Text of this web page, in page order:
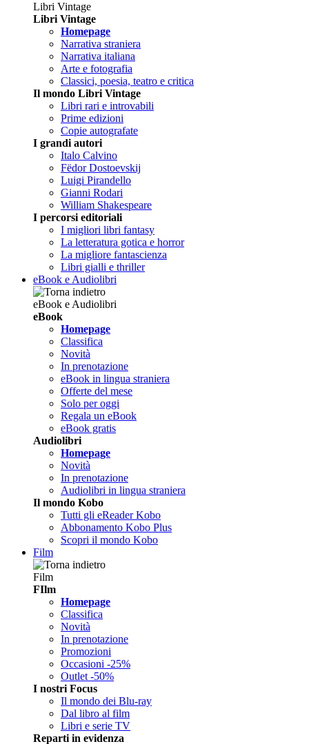
Libri Vintage
Libri Vintage
Homepage
Narrativa straniera
Narrativa italiana
Arte e fotografia
Classici, poesia, teatro e critica
Il mondo Libri Vintage
Libri rari e introvabili
Prime edizioni
Copie autografate
I grandi autori
Italo Calvino
Fëdor Dostoevskij
Luigi Pirandello
Gianni Rodari
William Shakespeare
I percorsi editoriali
I migliori libri fantasy
La letteratura gotica e horror
La migliore fantascienza
Libri gialli e thriller
eBook e Audiolibri
eBook e Audiolibri
eBook
Homepage
Classifica
Novità
In prenotazione
eBook in lingua straniera
Offerte del mese
Solo per oggi
Regala un eBook
eBook gratis
Audiolibri
Homepage
Novità
In prenotazione
Audiolibri in lingua straniera
Il mondo Kobo
Tutti gli eReader Kobo
Abbonamento Kobo Plus
Scopri il mondo Kobo
Film
Film
FIlm
Homepage
Classifica
Novità
In prenotazione
Promozioni
Occasioni -25%
Outlet -50%
I nostri Focus
Il mondo dei Blu-ray
Dal libro al film
Libri e serie TV
Reparti in evidenza